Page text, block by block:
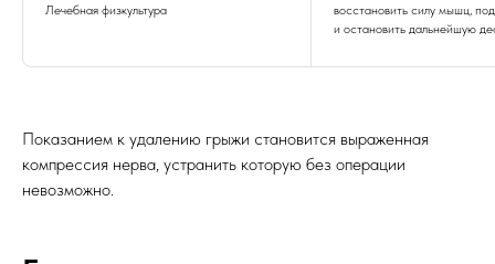
Лечебная физкультура
восстановить силу мышц,
и остановить дальнейшую
Показанием к удалению грыжи становится выраженная
компрессия нерва, устранить которую без операции
невозможно.